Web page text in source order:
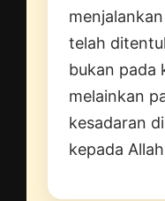
telah
bukan pada
melainkan
kesadaran
kepada